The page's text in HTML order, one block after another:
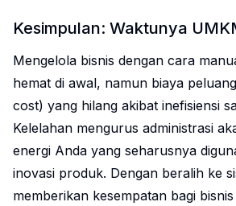
Kesimpulan: Waktunya
Mengelola bisnis dengan cara
hemat di awal, namun biaya
cost) yang hilang akibat inefisiensi
Kelelahan mengurus administrasi
energi Anda yang seharusnya
inovasi produk. Dengan beralih ke
memberikan kesempatan bagi